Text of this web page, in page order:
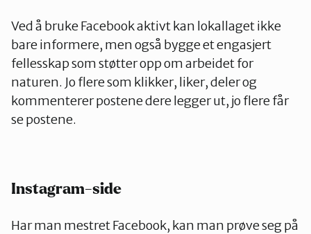
Ved å bruke Facebook aktivt kan lokallaget ikke
bare informere, men også bygge et engasjert
fellesskap som støtter opp om arbeidet for
naturen. Jo flere som klikker, liker, deler og
kommenterer postene dere legger ut, jo flere får
se postene.
Instagram-side
Har man mestret Facebook, kan man prøve seg på